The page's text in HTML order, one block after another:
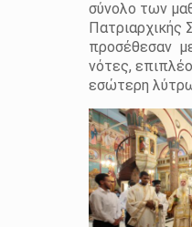
σύνολο των
Πατριαρχικής
προσέθεσαν
νότες,
εσώτερη